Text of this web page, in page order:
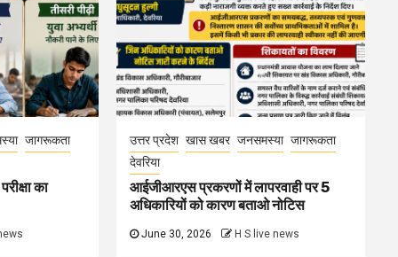
जागरूकता
का
उत्तर प्रदेश खास खबर जनसमस्या जागरूकता
देवरिया
आईजीआरएस प्रकरणों में लापरवाही पर 5
अधिकारियों को कारण बताओ नोटिस
June 30, 2026 H S live news